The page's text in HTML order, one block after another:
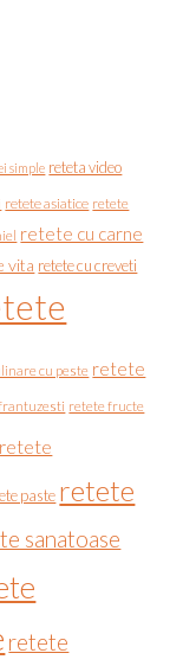
simple reteta video
retete asiatice retete
retete cu carne
vita retete cu creveti
cu peste retete
retete fructe
retete
paste retete
sanatoase
retete